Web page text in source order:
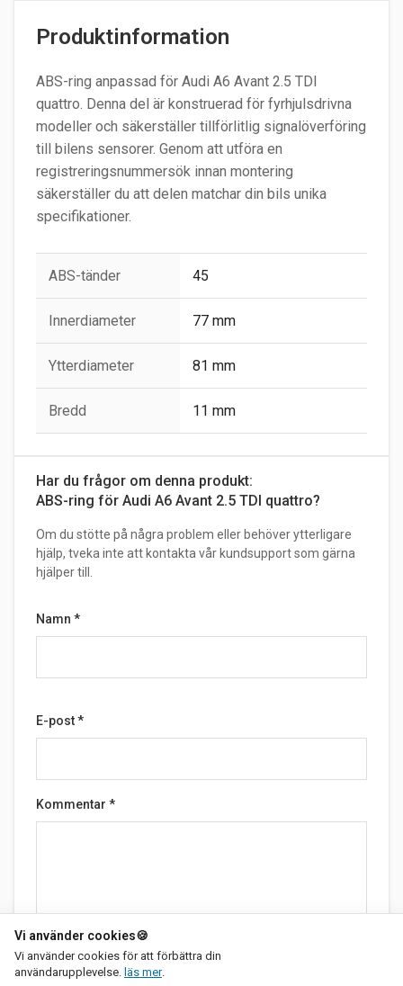
Produktinformation
ABS-ring anpassad för Audi A6 Avant 2.5 TDI
quattro. Denna del är konstruerad för fyrhjulsdrivna
modeller och säkerställer tillförlitlig signalöverföring
till bilens sensorer. Genom att utföra en
registreringsnummersök innan montering
säkerställer du att delen matchar din bils unika
specifikationer.
ABS-tänder 45
Innerdiameter 77 mm
Ytterdiameter 81 mm
Bredd 11 mm
Har du frågor om denna produkt:
ABS-ring för Audi A6 Avant 2.5 TDI quattro?
Om du stötte på några problem eller behöver ytterligare
hjälp, tveka inte att kontakta vår kundsupport som gärna
hjälper till.
Namn *
E-post*
Kommentar *
Vi använder cookies🍪
Vi använder cookies för att förbättra din
användarupplevelse. läs merom vår integritetspolicy
.